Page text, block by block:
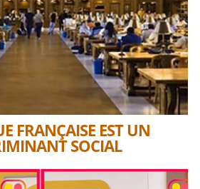
FRANÇAISE EST UN
SOCIAL